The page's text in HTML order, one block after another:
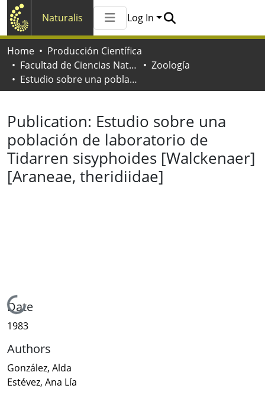
Naturalis
All of Naturalis
Log In
Home
Producción Científica
Facultad de Ciencias Naturales y Museo
Zoología
Estudio sobre una población de laboratorio de Tidarren sisyphoides [Walckenaer] [Araneae, theridiidae]
Publication: Estudio sobre una
población de laboratorio de
Tidarren sisyphoides [Walckenaer]
[Araneae, theridiidae]
Loading...
Date
1983
Authors
González, Alda
Estévez, Ana Lía